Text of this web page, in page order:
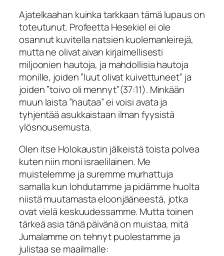
Ajatelkaahan kuinka tarkkaan tämä lupaus on
toteutunut. Profeetta Hesekiel ei ole
osannut kuvitella natsien kuolemanleirejä,
mutta ne olivat aivan kirjaimellisesti
miljoonien hautoja, ja mahdollisia hautoja
monille, joiden ”luut olivat kuivettuneet” ja
joiden ”toivo oli mennyt”(37:11). Minkään
muun laista ”hautaa” ei voisi avata ja
tyhjentää asukkaistaan ilman fyysistä
ylösnousemusta.
Olen itse Holokaustin jälkeistä toista polvea
kuten niin moni israelilainen. Me
muistelemme ja suremme murhattuja
samalla kun lohdutamme ja pidämme huolta
niistä muutamasta eloonjääneestä, jotka
ovat vielä keskuudessamme. Mutta toinen
tärkeä asia tänä päivänä on muistaa, mitä
Jumalamme on tehnyt puolestamme ja
julistaa se maailmalle: